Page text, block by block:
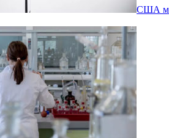
США